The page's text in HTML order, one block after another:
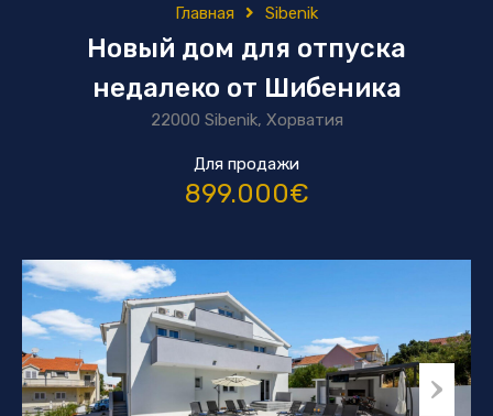
Главная Sibenik
Новый дом для отпуска
недалеко от Шибеника
22000 Sibenik, Хорватия
Для продажи
899.000€